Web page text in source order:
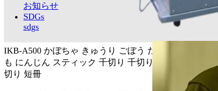
お知らせ
SDGs
sdgs
IKB-A500 かぼちゃ きゅうり ごぼう だいこん
も にんじん スティック 千切り 千切りスライサー
切り 短冊